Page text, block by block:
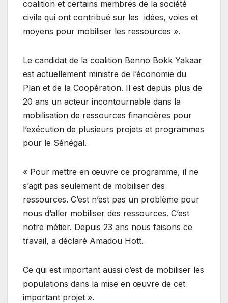
coalition et certains membres de la société
civile qui ont contribué sur les idées, voies et
moyens pour mobiliser les ressources ».
Le candidat de la coalition Benno Bokk Yakaar
est actuellement ministre de l’économie du
Plan et de la Coopération. Il est depuis plus de
20 ans un acteur incontournable dans la
mobilisation de ressources financières pour
l’exécution de plusieurs projets et programmes
pour le Sénégal.
« Pour mettre en œuvre ce programme, il ne
s’agit pas seulement de mobiliser des
ressources. C’est n’est pas un problème pour
nous d’aller mobiliser des ressources. C’est
notre métier. Depuis 23 ans nous faisons ce
travail, a déclaré Amadou Hott.
Ce qui est important aussi c’est de mobiliser les
populations dans la mise en œuvre de cet
important projet ».